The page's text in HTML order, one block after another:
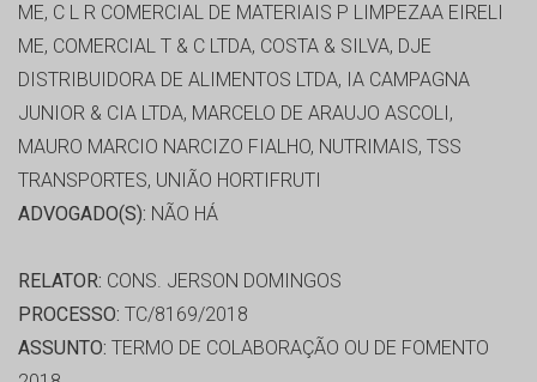
ME, C L R COMERCIAL DE MATERIAIS P LIMPEZAA EIRELI
ME, COMERCIAL T & C LTDA, COSTA & SILVA, DJE
DISTRIBUIDORA DE ALIMENTOS LTDA, IA CAMPAGNA
JUNIOR & CIA LTDA, MARCELO DE ARAUJO ASCOLI,
MAURO MARCIO NARCIZO FIALHO, NUTRIMAIS, TSS
TRANSPORTES, UNIÃO HORTIFRUTI
ADVOGADO(S): NÃO HÁ
RELATOR: CONS. JERSON DOMINGOS
PROCESSO: TC/8169/2018
ASSUNTO: TERMO DE COLABORAÇÃO OU DE FOMENTO